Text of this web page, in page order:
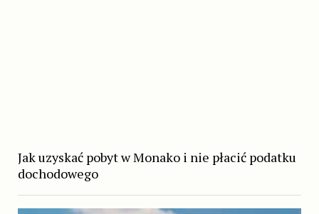
Jak uzyskać pobyt w Monako i nie płacić podatku
dochodowego